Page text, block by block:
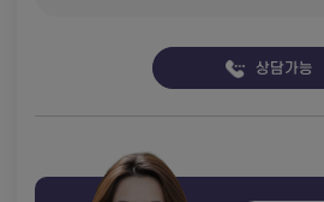
상담가능